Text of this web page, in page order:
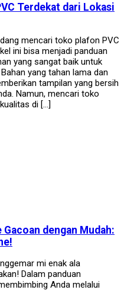
Terdekat dari Lokasi
mencari toko plafon PVC
ini bisa menjadi panduan
yang sangat baik untuk
yang tahan lama dan
tampilan yang bersih
Namun, mencari toko
di […]
dengan Mudah:
mi enak ala
Dalam panduan
Anda melalui